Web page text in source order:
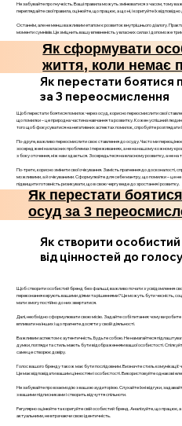
Не забувайте про гнучкість. Ваші правила можуть змінюватися з часом, тому
переглядайте свої правила, оцінюйте, що працює, а що ні, і коригуйте їх
Останнім, але не менш важливим етапом є розвиток внутрішнього діалогу.
моменти сумнівів. Це зміцнить вашу впевненість у власних силах і допоможе
Як сформувати
життя, коли немає
Як перестати боятися
за 3 переосмислення
Щоб перестати боятися помилок через осуд, корисно переосмислити свої
що помилки – це природна частина навчання та розвитку. Кожен успішний
того щоб фокусуватися на негативних аспектах помилок, спробуйте розглядати
По-друге, важливо переосмислити своє ставлення до осуду. Часто ми
зосереджені на власних проблемах і переживаннях, а не на нашому кожному
з боку оточення, ніж нам здається. Зосередьтеся на власному розвитку, а не
По-третє, корисно змінити свої очікування. Замість прагнення до досконалості,
можливими, а й очікуваними. Сформулюйте для себе мантру, що помилки – це не
підвищити готовність ризикувати, що в свою чергу веде до зростання і розвитку.
Як перестати
осуд за 3
Як створити
від цінностей до голосу
Щоб створити особистий бренд без фальші, важливо почати з усвідомлення
переконання керують вашими діями та рішеннями? Це можуть бути чесність,
мати змогу постійно до них звертатися.
Далі, необхідно сформулювати свою місію. Задайте собі питання: чому ви
впливати на інших і що прагнете досягти у своїй діяльності.
Важливим аспектом є аутентичність. Будьте собою. Не намагайтеся
думки, погляди та стиль мають бути відображенням вашої особистості.
саме це створює довіру.
Голос вашого бренду також має бути послідовним. Визначте стиль
Це має відповідати вашим цінностям і особистості. Використовуйте однакові
Не забувайте про взаємодію з вашою аудиторією. Слухайте їхні відгуки,
з вашими підписниками і створить відчуття спільноти.
Регулярно оцінюйте та коригуйте свій особистий бренд. Аналізуйте, що працює,
актуальними, не втрачаючи свою ідентичність.